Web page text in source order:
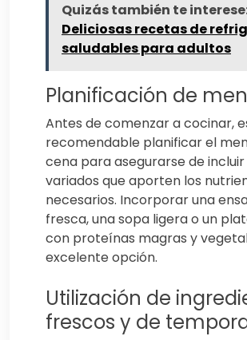
Quizás también te
Deliciosas recetas de
saludables para adultos
Planificación de
Antes de comenzar a cocinar,
recomendable planificar el
cena para asegurarse de
variados que aporten los
necesarios. Incorporar una
fresca, una sopa ligera o un
con proteínas magras y
excelente opción.
Utilización de
frescos y de